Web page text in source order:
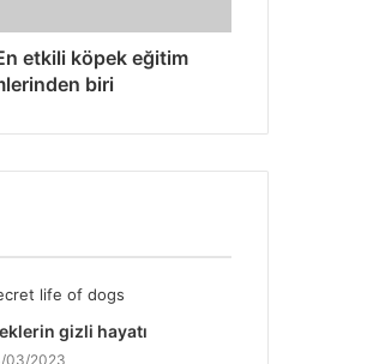
etkili köpek eğitim
biri
gizli hayatı
03/2023